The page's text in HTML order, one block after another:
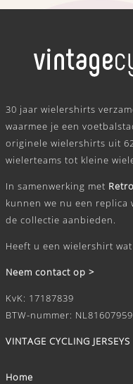
30 jaar wielershirts
waarmee je een
originele wielershirts uit
wielerteams tot kleine
In samenwerking met
kunnen we nu een
de collectie aanbieden.
Heeft u een wielershirt
Neem contact op >
KvK: 17187839
BTW-nummer:
VINTAGE CYCLING JERSEYS
Home